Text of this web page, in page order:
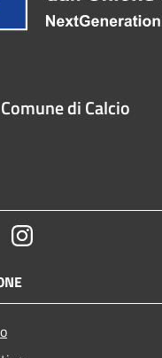
Comune di Calcio
Instagram